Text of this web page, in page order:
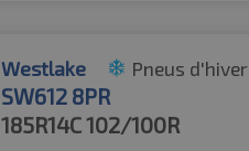
Westlake Pneus d'hiver
SW612 8PR
185R14C102/100R